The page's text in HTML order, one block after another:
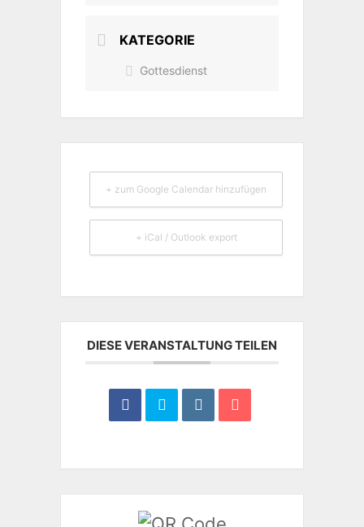
KATEGORIE
Gottesdienst
+ zum Google Calendar hinzufügen
+ iCal / Outlook export
DIESE VERANSTALTUNG TEILEN